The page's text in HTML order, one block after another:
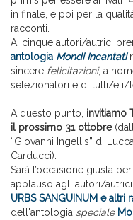
in finale, e poi per la
racconti.
Ai cinque autori/autrici
antologia Mondi Incantati
sincere felicitazioni, a
selezionatori e di tutti/e i/
A questo punto, invitiamo
il prossimo 31 ottobre
“Giovanni Ingellis” di
Carducci).
Sarà l’occasione giusta
applauso agli autori/
URBS SANGUINUM e
dell'antologia speciale